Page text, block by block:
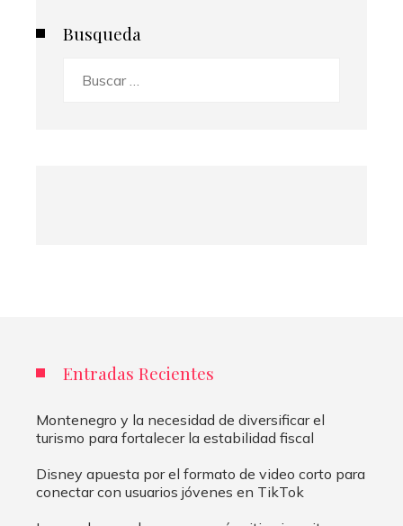
Busqueda
Entradas Recientes
Montenegro y la necesidad de diversificar el
turismo para fortalecer la estabilidad fiscal
Disney apuesta por el formato de video corto para
conectar con usuarios jóvenes en TikTok